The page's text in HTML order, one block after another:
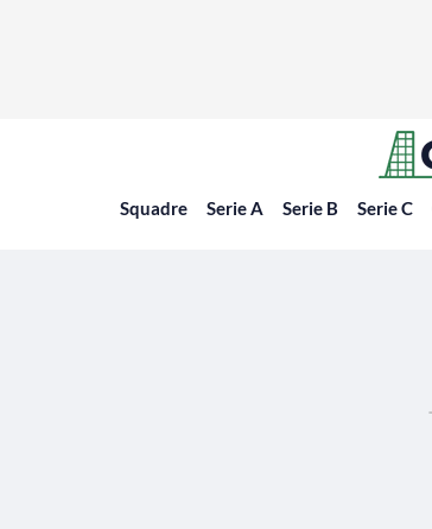
Squadre Serie A Serie B Serie C